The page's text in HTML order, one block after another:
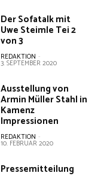
Der Sofatalk mit
Uwe Steimle Tei 2
von 3
REDAKTION -
3. SEPTEMBER 2020
Ausstellung von
Armin Müller Stahl in
Kamenz
Impressionen
REDAKTION -
10. FEBRUAR 2020
Pressemitteilung